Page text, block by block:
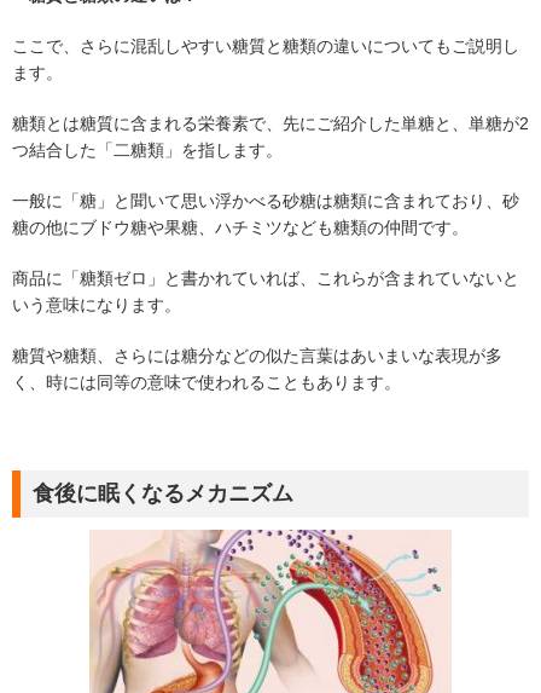
ここで、さらに混乱しやすい糖質と糖類の違いについてもご説明し
ます。
糖類とは糖質に含まれる栄養素で、先にご紹介した単糖と、単糖が2
つ結合した「二糖類」を指します。
一般に「糖」と聞いて思い浮かべる砂糖は糖類に含まれており、砂
糖の他にブドウ糖や果糖、ハチミツなども糖類の仲間です。
商品に「糖類ゼロ」と書かれていれば、これらが含まれていないと
いう意味になります。
糖質や糖類、さらには糖分などの似た言葉はあいまいな表現が多
く、時には同等の意味で使われることもあります。
食後に眠くなるメカニズム